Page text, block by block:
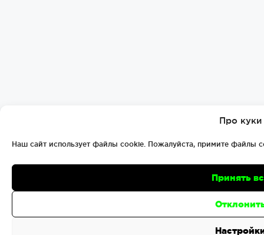
Про куки
Наш сайт использует файлы cookie. Пожалуйста, примите файлы
Принять